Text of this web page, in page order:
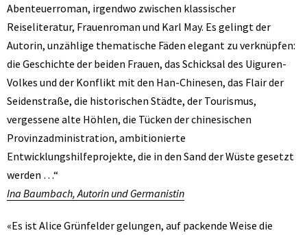
Abenteuerroman, irgendwo zwischen klassischer
Reiseliteratur, Frauenroman und Karl May. Es gelingt der
Autorin, unzählige thematische Fäden elegant zu verknüpfen:
die Geschichte der beiden Frauen, das Schicksal des Uiguren-
Volkes und der Konflikt mit den Han-Chinesen, das Flair der
Seidenstraße, die historischen Städte, der Tourismus,
vergessene alte Höhlen, die Tücken der chinesischen
Provinzadministration, ambitionierte
Entwicklungshilfeprojekte, die in den Sand der Wüste gesetzt
werden …“
Ina Baumbach, Autorin und Germanistin
«Es ist Alice Grünfelder gelungen, auf packende Weise die